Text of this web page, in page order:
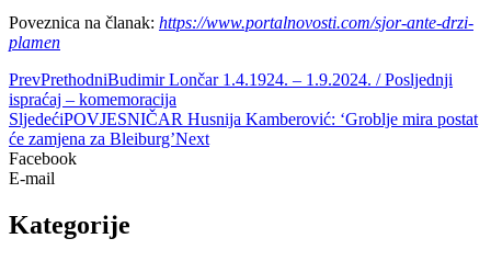
Poveznica na članak: https://www.portalnovosti.com/sjor-ante-drzi-
plamen
PrevPrethodniBudimir Lončar 1.4.1924. – 1.9.2024. / Posljednji
ispraćaj – komemoracija
SljedećiPOVJESNIČAR Husnija Kamberović: ‘Groblje mira postat
će zamjena za Bleiburg’Next
Facebook
E-mail
Kategorije